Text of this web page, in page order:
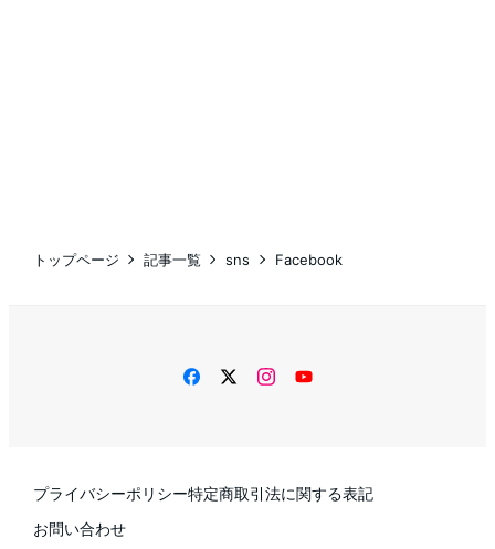
トップページ 記事一覧 sns Facebook
facebooktwitterinstagram
YouTube
プライバシーポリシー特定商取引法に関する表記
お問い合わせ